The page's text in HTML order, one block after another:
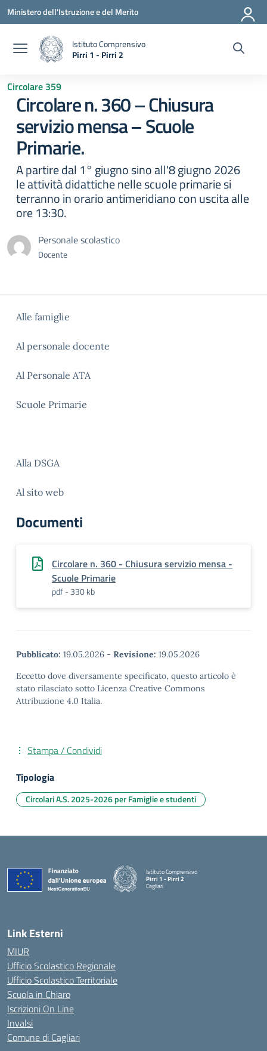
Vai ai contenuti
Vai al menu di navigazione
Vai al footer
Ministero dell'Istruzione e del Merito
Istituto Comprensivo
Pirri 1 - Pirri 2
Circolare 359
Circolare n. 360 – Chiusura
servizio mensa – Scuole
Primarie.
A partire dal 1° giugno sino all'8 giugno 2026
le attività didattiche nelle scuole primarie si
terranno in orario antimeridiano con uscita alle
ore 13:30.
Personale scolastico
Docente
Alle famiglie
Al personale docente
Al Personale ATA
Scuole Primarie
Alla DSGA
Al sito web
Documenti
Circolare n. 360 - Chiusura servizio mensa -
Scuole Primarie
pdf - 330 kb
Pubblicato: 19.05.2026 - Revisione: 19.05.2026
Eccetto dove diversamente specificato, questo articolo è
stato rilasciato sotto Licenza Creative Commons
Attribuzione 4.0 Italia.
Stampa / Condividi
Tipologia
Circolari A.S. 2025-2026 per Famiglie e studenti
Istituto Comprensivo
Pirri 1 - Pirri 2
Cagliari
— Visita la pagina iniziale della scuola
Link Esterni
MIUR
Ufficio Scolastico Regionale
Ufficio Scolastico Territoriale
Scuola in Chiaro
Iscrizioni On Line
Invalsi
Comune di Cagliari